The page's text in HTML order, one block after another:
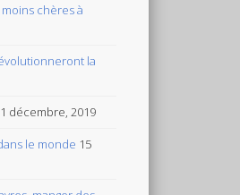
chères à
la
décembre, 2019
le monde 15